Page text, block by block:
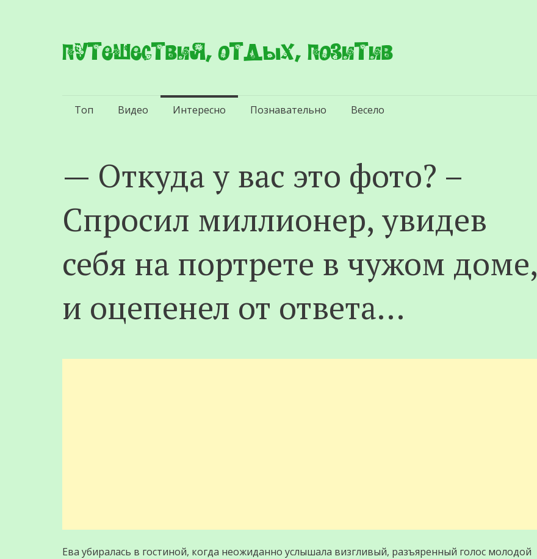
Путешествия, отдых, позитив
Перейти
Топ Видео Интересно Познавательно Весело
— Откуда у вас это фото? –
Спросил миллионер, увидев
себя на портрете в чужом доме,
и оцепенел от ответа…
Ева убиралась в гостиной, когда неожиданно услышала визгливый, разъяренный голос молодой